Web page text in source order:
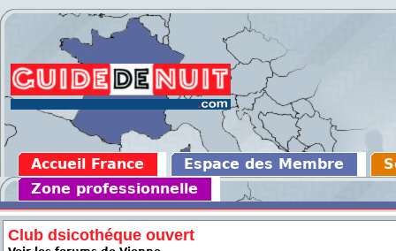
Accueil France Espace des Membre
Zone professionnelle
Club dsicothéque ouvert